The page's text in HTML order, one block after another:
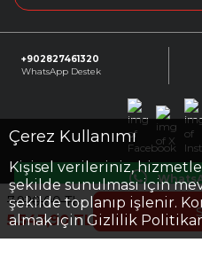
Çerez Kullanımı
Kişisel verileriniz,
şekilde sunulması için
şekilde toplanıp işlenir.
almak için Gizlilik
7.920,00TL
5.543,90TL
+902827461320
WhatsApp Destek
Facebook
X